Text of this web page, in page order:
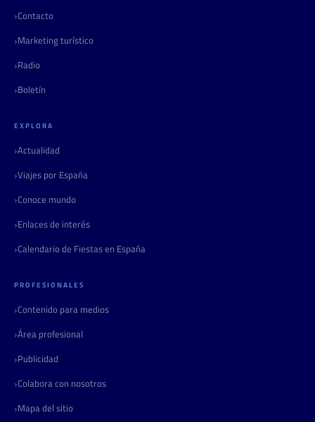
Contacto
Marketing turístico
Radio
Boletín
EXPLORA
Actualidad
Viajes por España
Conoce mundo
Enlaces de interés
Calendario de Fiestas en España
PROFESIONALES
Contenido para medios
Área profesional
Publicidad
Colabora con nosotros
Mapa del sitio